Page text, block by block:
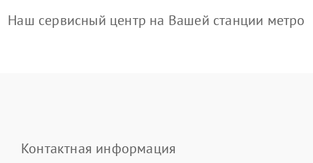
Наш сервисный центр на Вашей станции метро
Контактная информация